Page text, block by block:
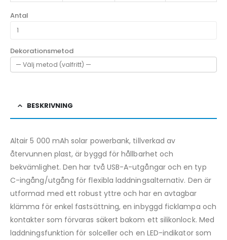
Antal
Dekorationsmetod
BESKRIVNING
Altair 5 000 mAh solar powerbank, tillverkad av
återvunnen plast, är byggd för hållbarhet och
bekvämlighet. Den har två USB-A-utgångar och en typ
C-ingång/utgång för flexibla laddningsalternativ. Den är
utformad med ett robust yttre och har en avtagbar
klämma för enkel fastsättning, en inbyggd ficklampa och
kontakter som förvaras säkert bakom ett silikonlock. Med
laddningsfunktion för solceller och en LED-indikator som